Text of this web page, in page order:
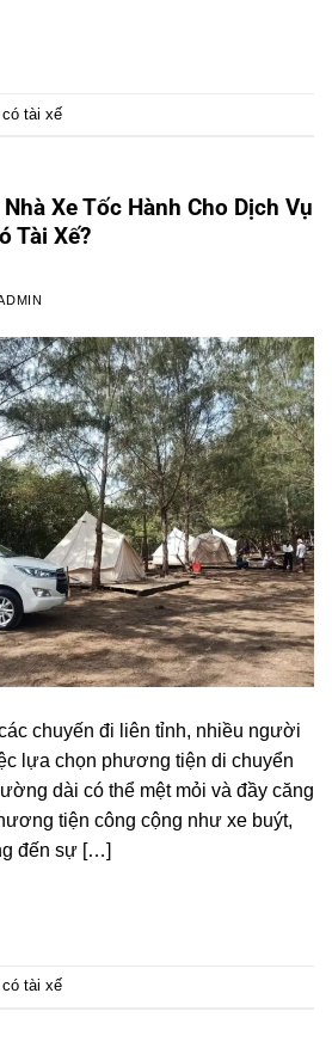
tài xế
Xe Tốc Hành Cho Dịch Vụ
Tài Xế?
chuyến đi liên tỉnh, nhiều người
lựa chọn phương tiện di chuyển
dài có thể mệt mỏi và đầy căng
tiện công cộng như xe buýt,
đến sự […]
tài xế